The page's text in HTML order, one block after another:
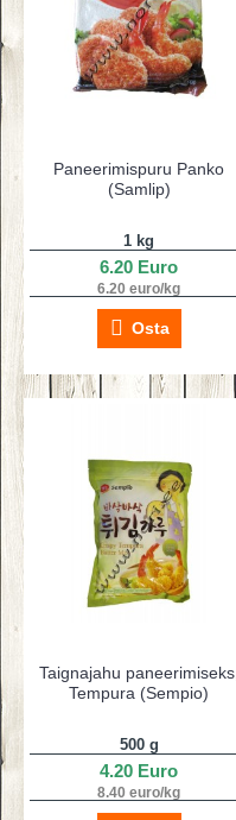
Paneerimispuru Panko
(Samlip)
1 kg
6.20 Euro
6.20 euro/kg
Osta
Taignajahu paneerimiseks,
Tempura (Sempio)
500 g
4.20 Euro
8.40 euro/kg